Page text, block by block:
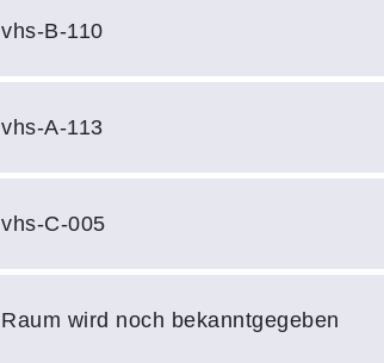
vhs-B-110
vhs-A-113
vhs-C-005
Raum wird noch bekanntgegeben